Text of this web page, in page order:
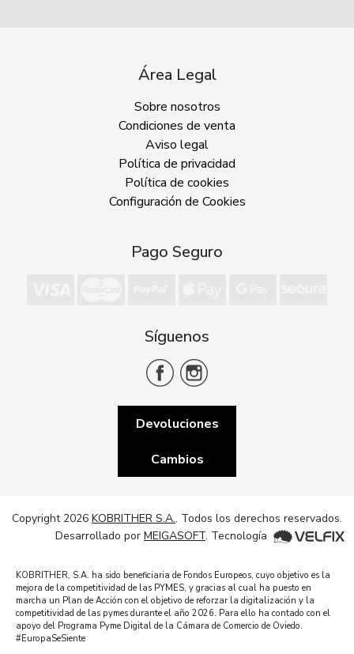
Área Legal
Sobre nosotros
Condiciones de venta
Aviso legal
Política de privacidad
Política de cookies
Configuración de Cookies
Pago Seguro
Síguenos
Devoluciones
Cambios
Copyright 2026 KOBRITHER S.A.. Todos los derechos reservados.
Desarrollado por MEIGASOFT. Tecnología
KOBRITHER, S.A. ha sido beneficiaria de Fondos Europeos, cuyo objetivo es la
mejora de la competitividad de las PYMES, y gracias al cual ha puesto en
marcha un Plan de Acción con el objetivo de reforzar la digitalización y la
competitividad de las pymes durante el año 2026. Para ello ha contado con el
apoyo del Programa Pyme Digital de la Cámara de Comercio de Oviedo.
#EuropaSeSiente